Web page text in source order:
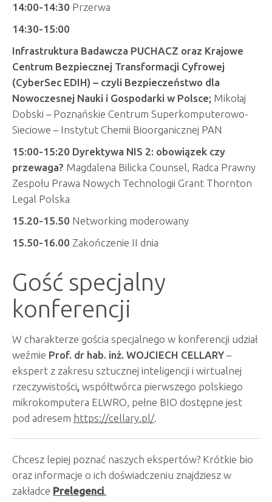
14:00-14:30 Przerwa
14:30-15:00
Infrastruktura Badawcza PUCHACZ oraz Krajowe
Centrum Bezpiecznej Transformacji Cyfrowej
(CyberSec EDIH) – czyli Bezpieczeństwo dla
Nowoczesnej Nauki i Gospodarki w Polsce; Mikołaj
Dobski – Poznańskie Centrum Superkomputerowo-
Sieciowe – Instytut Chemii Bioorganicznej PAN
15:00-15:20 Dyrektywa NIS 2: obowiązek czy
przewaga? Magdalena Bilicka Counsel, Radca Prawny
Zespołu Prawa Nowych Technologii Grant Thornton
Legal Polska
15.20-15.50 Networking moderowany
15.50-16.00 Zakończenie II dnia
Gość specjalny
konferencji
W charakterze gościa specjalnego w konferencji udział
weźmie Prof. dr hab. inż. WOJCIECH CELLARY –
ekspert z zakresu sztucznej inteligencji i wirtualnej
rzeczywistości, współtwórca pierwszego polskiego
mikrokomputera ELWRO, pełne BIO dostępne jest
pod adresem https://cellary.pl/.
Chcesz lepiej poznać naszych ekspertów? Krótkie bio
oraz informacje o ich doświadczeniu znajdziesz w
zakładce Prelegenci.